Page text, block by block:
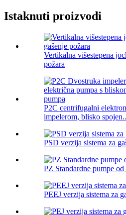
Istaknuti proizvodi
Vertikalna višestepena
požara
P2C centrifugalni
impelerom, blisko
PSD verzija sistema za
PZ Standardne pumpe
PEEJ verzija sistema za